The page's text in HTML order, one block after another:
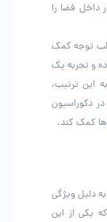
داخل فضا را
توجه کمک
و تجربه یک
این ترتیب،
دکوراسیون
کمک کند.
دلیل ویژگی
یکی از این